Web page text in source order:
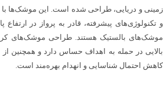
زمینی و دریایی، طراحی شده است. این موشک‌ها با
و تکنولوژی‌های پیشرفته، قادر به پرواز در
موشک‌های بالستیک هستند. طراحی موشک‌های
کاهش احتمال شناسایی و انهدام بهره‌مند است.